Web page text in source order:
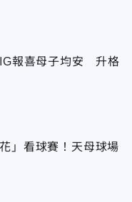
報喜母子均安 升格
」看球賽！天母球場